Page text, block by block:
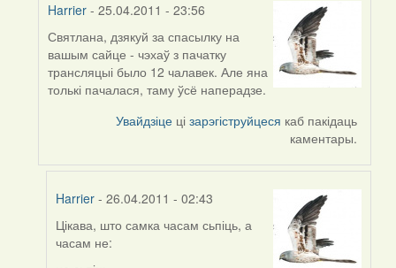
Harrier- 25.04.2011 - 23:56
In
reply
to
by
Святлана, дзякуй за спасылку на
вашым сайце - чэхаў з пачатку
трансляцыі было 12 чалавек. Але яна
толькі пачалася, таму ўсё наперадзе.
Увайдзіце цізарэгіструйцеся каб пакідаць
каментары.
Harrier - 26.04.2011 - 02:43
In
reply
Цікава, што самка часам сьпіць, а
часам не: